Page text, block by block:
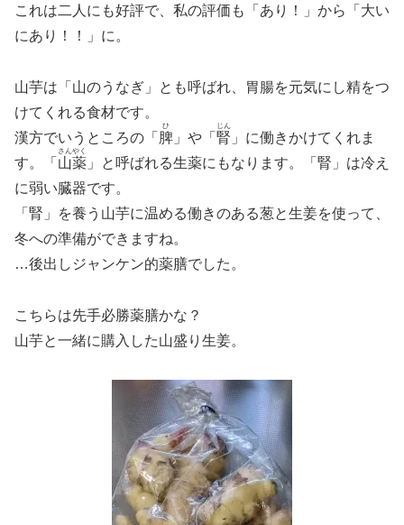
これは二人にも好評で、私の評価も「あり！」から「大い
にあり！！」に。
山芋は「山のうなぎ」とも呼ばれ、胃腸を元気にし精をつ
けてくれる食材です。
漢方でいうところの「 脾
ひ
」や「 腎
じん
」に働きかけてくれま
す。「 山薬
さんやく
」と呼ばれる生薬にもなります。「腎」は冷え
に弱い臓器です。
「腎」を養う山芋に温める働きのある葱と生姜を使って、
冬への準備ができますね。
…後出しジャンケン的薬膳でした。
こちらは先手必勝薬膳かな？
山芋と一緒に購入した山盛り生姜。